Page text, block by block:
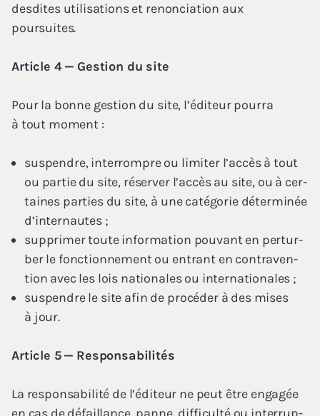
des­dites uti­li­sa­tions et renon­cia­tion aux
poursuites.
Article 4— Ges­tion du site
Pour la bonne ges­tion du site, l’é­di­teur pour­ra
à tout moment :
sus­pendre, inter­rompre ou limi­ter l’ac­cès à tout
ou par­tie du site, réser­ver l’ac­cès au site, ou à cer­
taines par­ties du site, à une caté­go­rie déter­mi­née
d’internautes ;
sup­pri­mer toute infor­ma­tion pou­vant en per­tur­
ber le fonc­tion­ne­ment ou entrant en contra­ven­
tion avec les lois natio­nales ou internationales ;
sus­pendre le site afin de pro­cé­der à des mises
à jour.
Article 5— Responsabilités
La res­pon­sa­bi­li­té de l’é­di­teur ne peut être enga­gée